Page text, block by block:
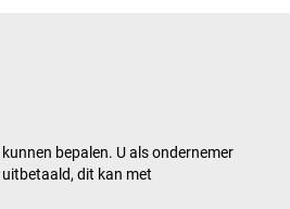
bepalen. U als ondernemer
dit kan met